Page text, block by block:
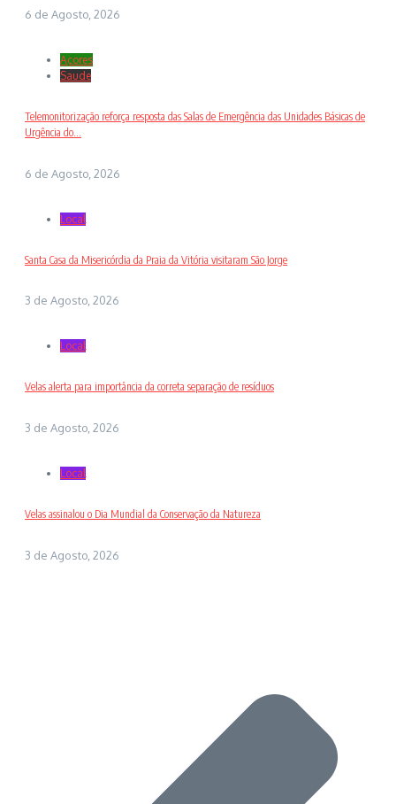
6 de Agosto, 2026
Açores
Saude
Telemonitorização reforça resposta das Salas de Emergência das Unidades Básicas de
Urgência do...
6 de Agosto, 2026
Local
Santa Casa da Misericórdia da Praia da Vitória visitaram São Jorge
3 de Agosto, 2026
Local
Velas alerta para importância da correta separação de resíduos
3 de Agosto, 2026
Local
Velas assinalou o Dia Mundial da Conservação da Natureza
3 de Agosto, 2026